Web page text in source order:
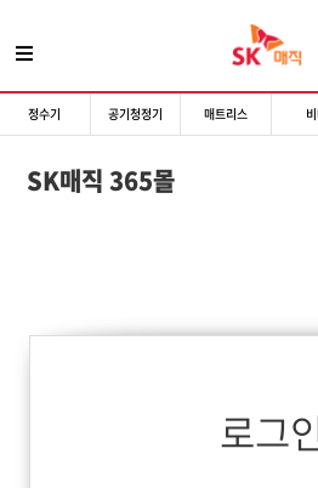
정수기 공기청정기 매트리스
SK매직 365몰
로그